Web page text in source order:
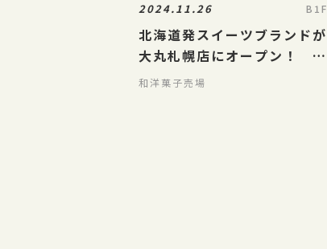
2024.11.26 B1F
北海道発スイーツブランドが
大丸札幌店にオープン！ ニ
セコメイプルバター
和洋菓子売場